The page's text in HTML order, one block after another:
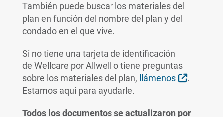
También puede buscar los materiales del
plan en función del nombre del plan y del
condado en el que vive.
Si no tiene una tarjeta de identificación
de Wellcare por Allwell o tiene preguntas
sobre los materiales del plan, llámenos External
.
Estamos aquí para ayudarle.
Todos los documentos se actualizaron por